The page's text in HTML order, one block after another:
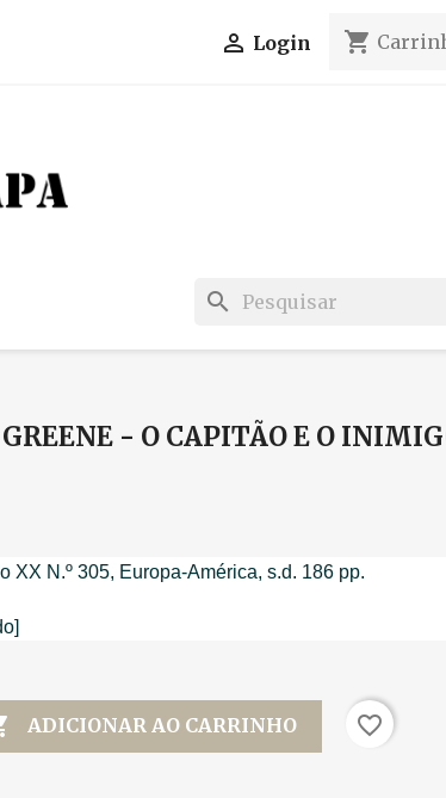
 Login shopping_cart
search
- O CAPITÃO E O
XX N.º 305, Europa-América, s.d. 186 pp.
ADICIONAR AO CARRINHO favorite_border